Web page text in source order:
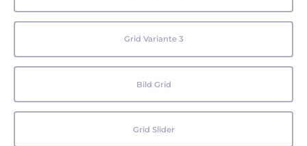
Grid Variante 3
Bild Grid
Grid Slider